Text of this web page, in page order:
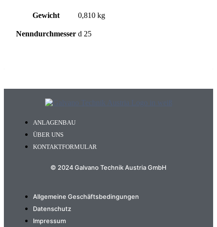
Gewicht 0,810 kg
Nenndurchmesser d 25
ANLAGENBAU
ÜBER UNS
KONTAKTFORMULAR
© 2024 Galvano Technik Austria GmbH
Allgemeine Geschäftsbedingungen
Datenschutz
Impressum